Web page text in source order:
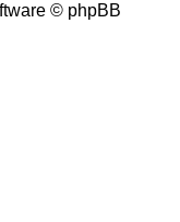
© phpBB